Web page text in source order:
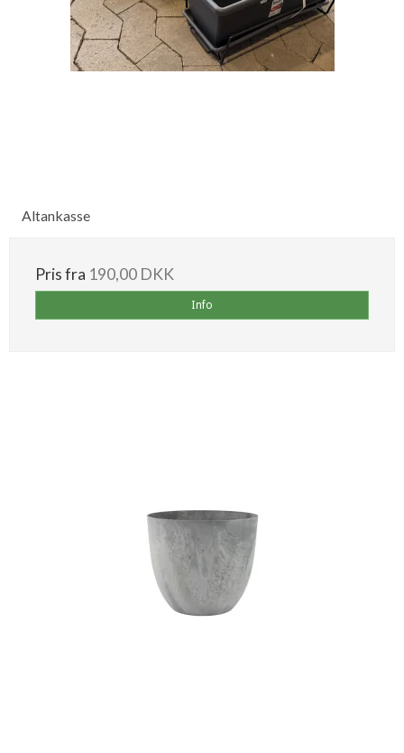
Altankasse
Pris fra 190,00 DKK
Info